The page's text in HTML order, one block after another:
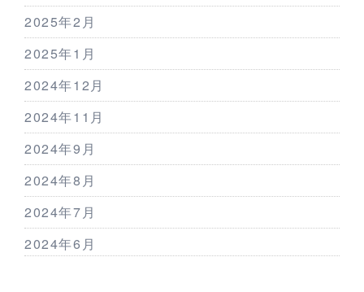
2025年2月
2025年1月
2024年12月
2024年11月
2024年9月
2024年8月
2024年7月
2024年6月